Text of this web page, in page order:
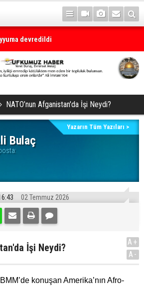
devredildi
NATO’nun Afganistan'da İşi Neydi?
Bulaç
Yazarın Tüm Yazıları >
02 Temmuz 2026
İşi Neydi?
A+
A-
konuşan Amerika’nın Afro-